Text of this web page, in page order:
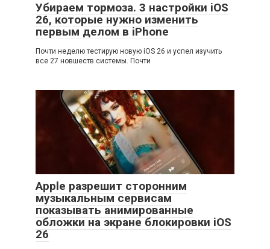
Убираем тормоза. 3 настройки iOS
26, которые нужно изменить
первым делом в iPhone
Почти неделю тестирую новую iOS 26 и успел изучить
все 27 новшеств системы. Почти
Apple разрешит сторонним
музыкальным сервисам
показывать анимированные
обложки на экране блокировки iOS
26